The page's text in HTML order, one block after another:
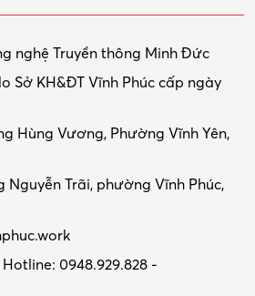
nghệ Truyền thông Minh Đức
Sở KH&ĐT Vĩnh Phúc cấp ngày
Hùng Vương, Phường Vĩnh Yên,
Nguyễn Trãi, phường Vĩnh Phúc,
Hotline: 0948.929.828 -